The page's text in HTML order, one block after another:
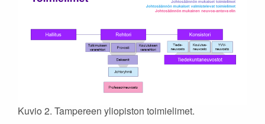
Kuvio 2. Tampereen yliopiston toimielimet.